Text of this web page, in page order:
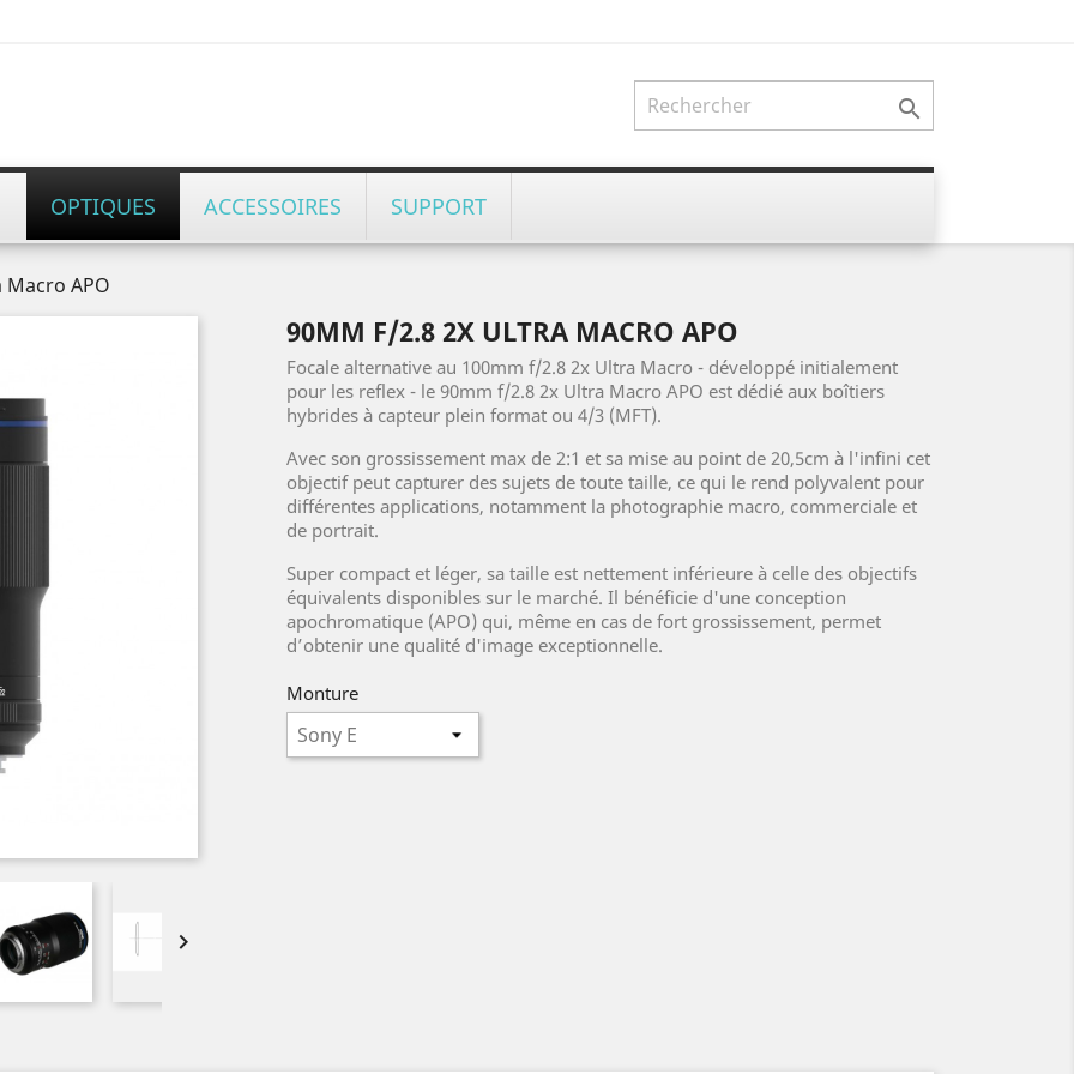

OPTIQUES ACCESSOIRES SUPPORT
APO

90MM F/2.8 2X ULTRA MACRO APO
Focale alternative au 100mm f/2.8 2x Ultra Macro - développé initialement
pour les reflex - le 90mm f/2.8 2x Ultra Macro APO est dédié aux boîtiers
hybrides à capteur plein format ou 4/3 (MFT).
Avec son grossissement max de 2:1 et sa mise au point de 20,5cm à l'infini cet
objectif peut capturer des sujets de toute taille, ce qui le rend polyvalent pour
différentes applications, notamment la photographie macro, commerciale et
de portrait.
Super compact et léger, sa taille est nettement inférieure à celle des objectifs
équivalents disponibles sur le marché. Il bénéficie d'une conception
apochromatique (APO) qui, même en cas de fort grossissement, permet
d’obtenir une qualité d'image exceptionnelle.
Monture